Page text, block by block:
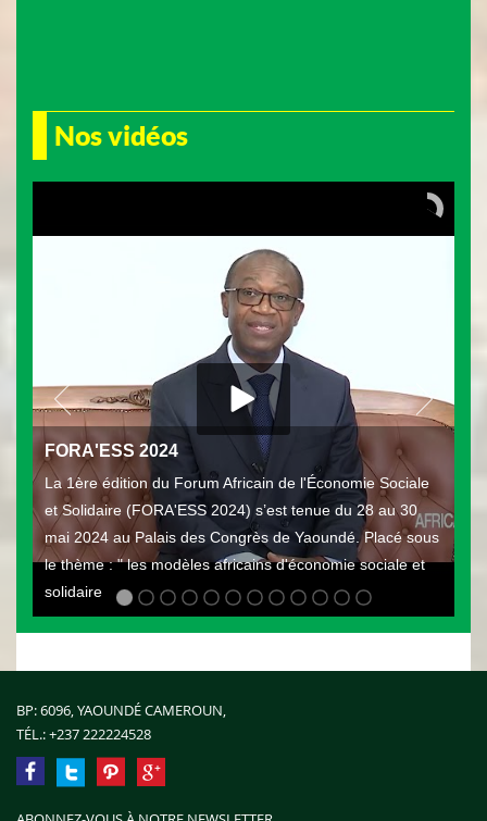
Nos vidéos
FORA'ESS 2024
La 1ère édition du Forum Africain de l'Économie Sociale
et Solidaire (FORA'ESS 2024) s’est tenue du 28 au 30
mai 2024 au Palais des Congrès de Yaoundé. Placé sous
le thème : " les modèles africains d'économie sociale et
solidaire
BP: 6096, YAOUNDÉ CAMEROUN,
TÉL.:+237 222224528